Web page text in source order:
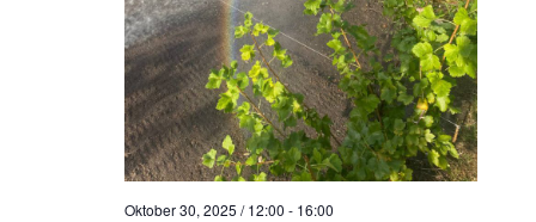
Oktober 30, 2025 / 12:00 - 16:00